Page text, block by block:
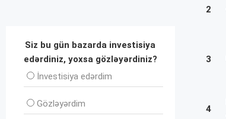
2
3
4
Siz bu gün bazarda investisiya
edərdiniz, yoxsa gözləyərdiniz?
İnvеstisiya edərdim
Gözləyərdim